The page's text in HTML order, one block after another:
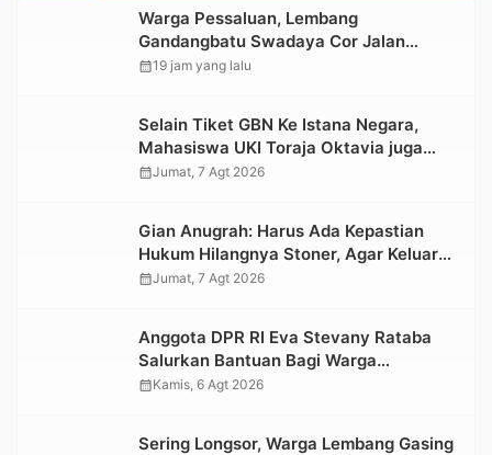
Warga Pessaluan, Lembang
Gandangbatu Swadaya Cor Jalan
Kabupaten
calendar_month19 jam yang lalu
Selain Tiket GBN Ke Istana Negara,
Mahasiswa UKI Toraja Oktavia juga
Lolos ke Pekan Seni Mahasiswa
calendar_monthJumat, 7 Agt 2026
Gian Anugrah: Harus Ada Kepastian
Hukum Hilangnya Stoner, Agar Keluarga
tidak Larut dalam Trauma dan
calendar_monthJumat, 7 Agt 2026
Anggota DPR RI Eva Stevany Rataba
Salurkan Bantuan Bagi Warga
Terdampak Longsor di Buntu Pepasan
calendar_monthKamis, 6 Agt 2026
Sering Longsor, Warga Lembang Gasing